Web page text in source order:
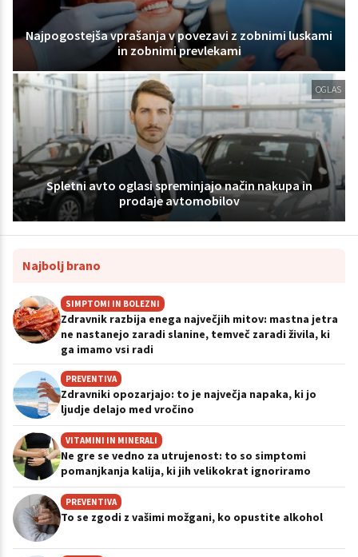
Najpogostejša vprašanja v povezavi z zobnimi luskami
in zobnimi prevlekami
OGLAS
Spletni avto oglasi spreminjajo način nakupa in
prodaje avtomobilov
Najbolj brano
SIMPTOMI IN BOLEZNI
Zdravnik razbija enega največjih mitov: mastna jetra
ne nastanejo zaradi slanine, temveč zaradi živila, ki
ga imamo vsi radi
PREVENTIVA
Zdravniki opozarjajo: to je največja napaka, ki jo
ljudje delajo med vročino
VITAMINI IN MINERALI
Ne gre se vedno za utrujenost: to so simptomi
pomanjkanja kalija, ki jih velikokrat ignoriramo
PREVENTIVA
To se zgodi z vašimi možgani, ko opustite alkohol